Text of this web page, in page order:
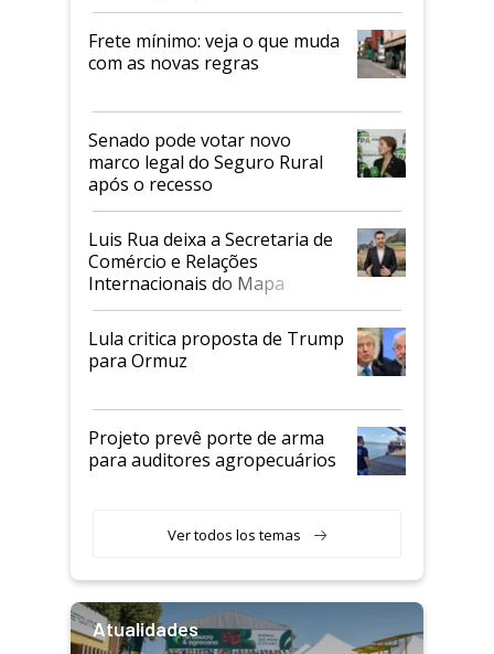
Frete mínimo: veja o que muda
com as novas regras
Senado pode votar novo
marco legal do Seguro Rural
após o recesso
Luis Rua deixa a Secretaria de
Comércio e Relações
Internacionais do Mapa
Lula critica proposta de Trump
para Ormuz
Projeto prevê porte de arma
para auditores agropecuários
Ver todos los temas
Atualidades